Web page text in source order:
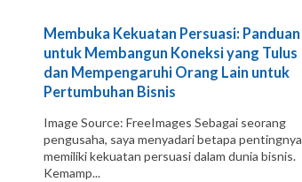
Membuka Kekuatan Persuasi: Panduan
untuk Membangun Koneksi yang Tulus
dan Mempengaruhi Orang Lain untuk
Pertumbuhan Bisnis
Image Source: FreeImages‍ Sebagai seorang
pengusaha, saya menyadari betapa pentingnya
memiliki kekuatan persuasi dalam dunia bisnis.
Kemamp...